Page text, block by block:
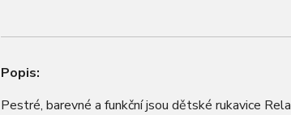
Popis:
Pestré, barevné a funkční jsou dětské rukavice